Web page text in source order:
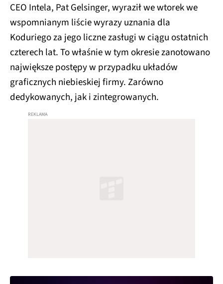
CEO Intela, Pat Gelsinger, wyraził we wtorek we
wspomnianym liście wyrazy uznania dla
Koduriego za jego liczne zasługi w ciągu ostatnich
czterech lat. To właśnie w tym okresie zanotowano
największe postępy w przypadku układów
graficznych niebieskiej firmy. Zarówno
dedykowanych, jak i zintegrowanych.